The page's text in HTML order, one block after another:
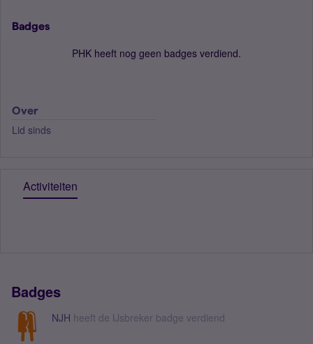
Badges
PHK heeft nog geen badges verdiend.
Over
Lid sinds
Activiteiten
Badges
NJH heeft de IJsbreker badge verdiend